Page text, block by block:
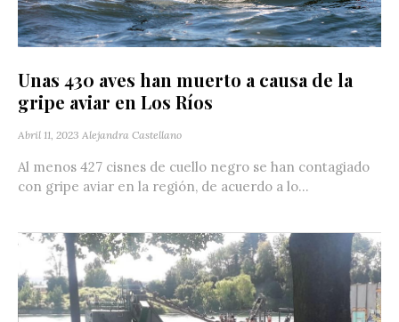
Unas 430 aves han muerto a causa de la
gripe aviar en Los Ríos
Abril 11, 2023 Alejandra Castellano
Al menos 427 cisnes de cuello negro se han contagiado
con gripe aviar en la región, de acuerdo a lo...